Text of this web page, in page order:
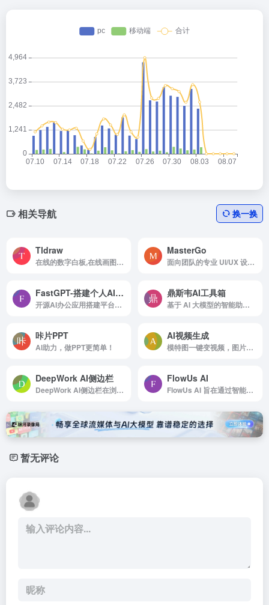
相关导航 换一换
Tldraw
在线的数字白板,在线画图工具
MasterGo
面向团队的专业 UI/UX 设计工具
FastGPT-搭建个人AI应用平台
开源AI办公应用搭建平台，支持可视化Workflow + 企业级知识库 + RAG检索引擎，拖拉拽即可搭建你的专属AI应用。海量模板+插件，AI应用开箱即用。
鼎斯韦AI工具箱
基于 AI 大模型的智能助手，提供音视频分析、待办清单任务管理、AI 搜索、AI 对话、Prompt 模板管理等产品和服务，是您称手的AI工具箱。
咔片PPT
AI助力，做PPT更简单！
AI视频生成
模特图一键变视频，图片一键生成视频工具
DeepWork AI侧边栏
DeepWork AI侧边栏在浏览器侧边栏中与AI聊天，解答问题、绘制图片、阅读文档、强化搜索结果、辅助创作、解释和扩写文本...以及更多强大的功能，随时随地助你效率提升！
FlowUs AI
FlowUs AI 旨在通过智能化手段提高用户的工作效率和创作质量，适用于多种场景，包括学术研究、商业文案、技术开发和日常办公等。
暂无评论